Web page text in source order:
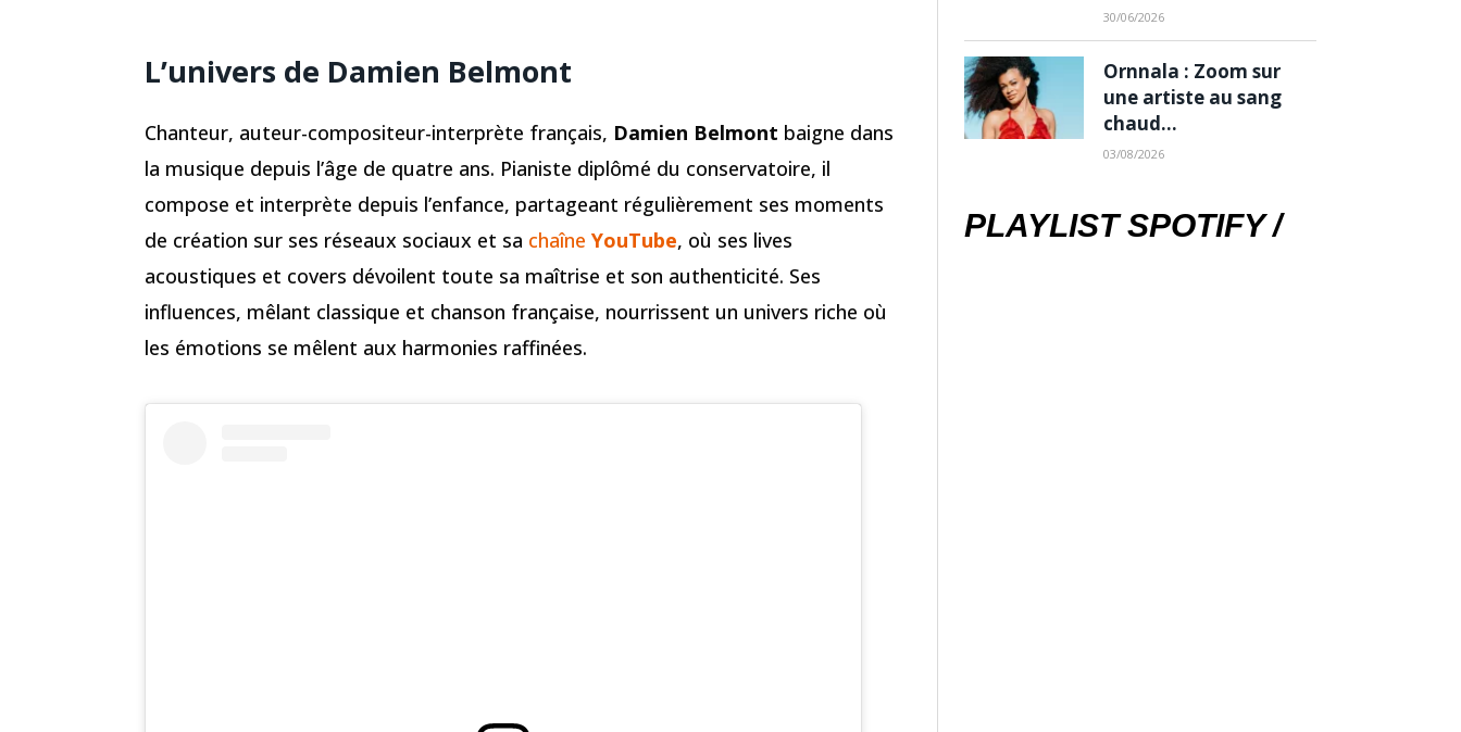
L’univers de Damien Belmont
Chanteur, auteur-compositeur-interprète français, Damien Belmont baigne dans
la musique depuis l’âge de quatre ans. Pianiste diplômé du conservatoire, il
compose et interprète depuis l’enfance, partageant régulièrement ses moments
de création sur ses réseaux sociaux et sa chaîne YouTube, où ses lives
acoustiques et covers dévoilent toute sa maîtrise et son authenticité. Ses
influences, mêlant classique et chanson française, nourrissent un univers riche où
les émotions se mêlent aux harmonies raffinées.
30/06/2026
Ornnala : Zoom sur
une artiste au sang
chaud…
03/08/2026
PLAYLIST SPOTIFY /